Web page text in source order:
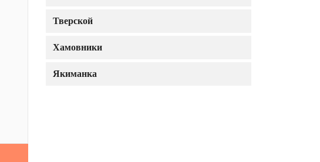
Тверской
Хамовники
Якиманка